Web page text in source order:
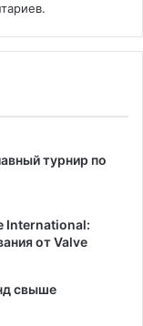
.
турнир по
International:
от Valve
свыше